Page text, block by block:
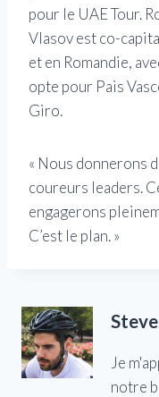
pour le UAE Tour.
Vlasov est co-
et en Romandie,
opte pour Pais
Giro.
« Nous donnerons
coureurs leaders.
engagerons
C’est le plan. »
Je
notre